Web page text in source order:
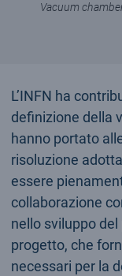
Vacuum
L’INFN ha
definizione della
hanno portato
risoluzione
essere
collaborazione
nello sviluppo
progetto, che
necessari per la